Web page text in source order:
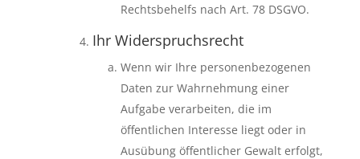
Rechtsbehelfs nach Art. 78 DSGVO.
Ihr Widerspruchsrecht
Wenn wir Ihre personenbezogenen
Daten zur Wahrnehmung einer
Aufgabe verarbeiten, die im
öffentlichen Interesse liegt oder in
Ausübung öffentlicher Gewalt erfolgt,